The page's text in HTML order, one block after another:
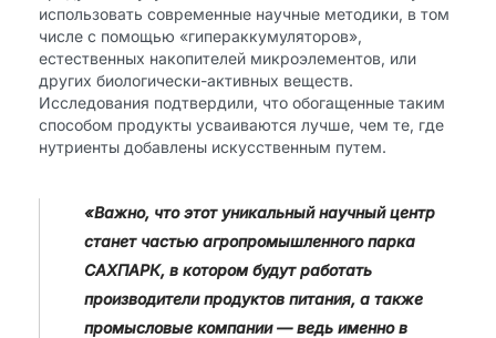
использовать современные научные методики, в том
числе с помощью «гипераккумуляторов»,
естественных накопителей микроэлементов, или
других биологически-активных веществ.
Исследования подтвердили, что обогащенные таким
способом продукты усваиваются лучше, чем те, где
нутриенты добавлены искусственным путем.
«Важно, что этот уникальный научный центр
станет частью агропромышленного парка
САХПАРК, в котором будут работать
производители продуктов питания, а также
промысловые компании — ведь именно в